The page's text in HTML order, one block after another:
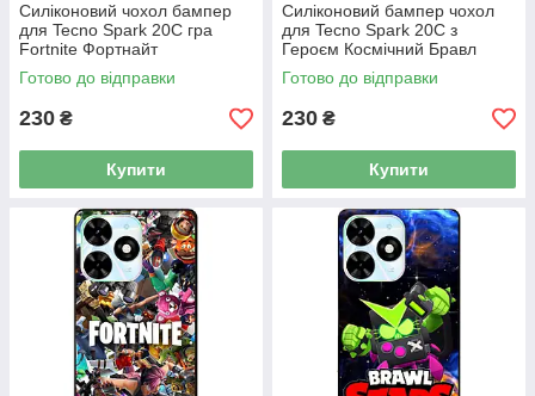
Силіконовий чохол бампер
для Tecno Spark 20C гра
Fortnite Фортнайт
Готово до відправки
230 ₴
Купити
Силіконовий бампер чохол
для Tecno Spark 20C з
Героєм Космічний Бравл
Брок
Готово до відправки
230 ₴
Купити